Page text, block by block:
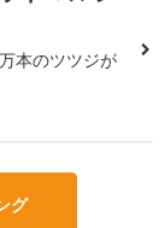
本のツツジが
グ